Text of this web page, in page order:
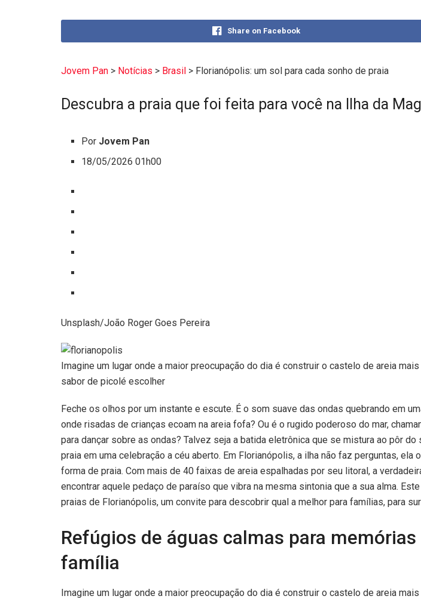
Share on Facebook
Jovem Pan > Notícias > Brasil > Florianópolis: um sol para cada sonho de praia
Descubra a praia que foi feita para você na Ilha da
Por Jovem Pan
18/05/2026 01h00
Unsplash/João Roger Goes Pereira
Imagine um lugar onde a maior preocupação do dia é construir o castelo de areia
sabor de picolé escolher
Feche os olhos por um instante e escute. É o som suave das ondas quebrando em
onde risadas de crianças ecoam na areia fofa? Ou é o rugido poderoso do mar,
para dançar sobre as ondas? Talvez seja a batida eletrônica que se mistura ao pôr do
praia em uma celebração a céu aberto. Em Florianópolis, a ilha não faz perguntas,
forma de praia. Com mais de 40 faixas de areia espalhadas por seu litoral, a
encontrar aquele pedaço de paraíso que vibra na mesma sintonia que a sua alma.
praias de Florianópolis, um convite para descobrir qual a melhor para famílias, para
Refúgios de águas calmas para memórias
família
Imagine um lugar onde a maior preocupação do dia é construir o castelo de areia